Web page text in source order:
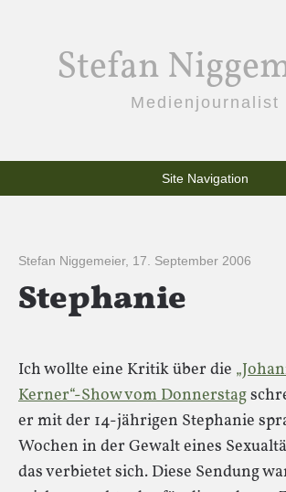
Stefan
Medienjournalist
Site Navigation
Stefan Niggemeier, 17. September 2006
Stephanie
Ich wollte eine Kritik über die
Kerner“-Show vom Donnerstag
er mit der 14-jährigen Stephanie
Wochen in der Gewalt eines
das verbietet sich. Diese Sendung